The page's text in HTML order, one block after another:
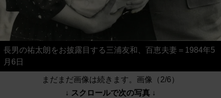
長男の祐太朗をお披露目する三浦友和、百恵夫妻＝1984年5
月6日
まだまだ画像は続きます。画像（2/6）
↓ スクロールで次の写真 ↓